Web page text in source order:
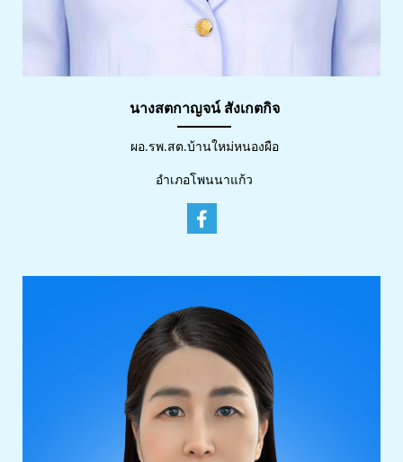
นางสตกาญจน์ สังเกตกิจ
ผอ.รพ.สต.บ้านใหม่หนองผือ
อำเภอโพนนาแก้ว